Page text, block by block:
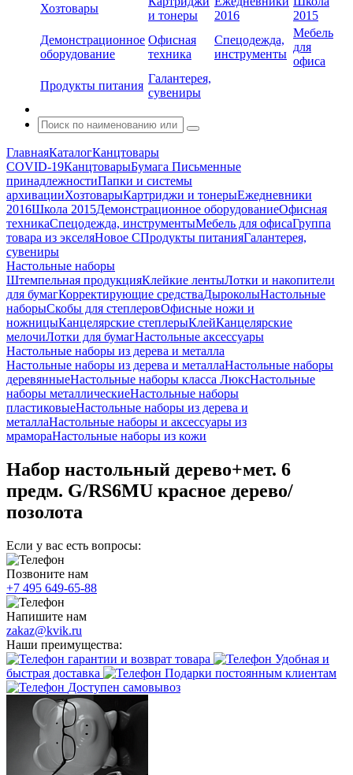
Хозтовары
и тонеры
2016
2015
Демонстрационное
оборудование
Офисная
техника
Спецодежда,
инструменты
Мебель
для
офиса
Продукты питания
Галантерея,
сувениры
ГлавнаяКаталогКанцтовары
COVID-19КанцтоварыБумага Письменные
принадлежностиПапки и системы
архивацииХозтоварыКартриджи и тонерыЕжедневники
2016Школа 2015Демонстрационное оборудованиеОфисная
техникаСпецодежда, инструментыМебель для офисаГруппа
товара из экселяНовое СПродукты питанияГалантерея,
сувениры
Настольные наборы
Штемпельная продукцияКлейкие лентыЛотки и накопители
для бумагКорректирующие средстваДыроколыНастольные
наборыСкобы для степлеровОфисные ножи и
ножницыКанцелярские степлерыКлейКанцелярские
мелочиЛотки для бумагНастольные аксессуары
Настольные наборы из дерева и металла
Настольные наборы из дерева и металлаНастольные наборы
деревянныеНастольные наборы класса ЛюксНастольные
наборы металлическиеНастольные наборы
пластиковыеНастольные наборы из дерева и
металлаНастольные наборы и аксессуары из
мрамораНастольные наборы из кожи
Набор настольный дерево+мет. 6
предм. G/RS6MU красное дерево/
позолота
Если у вас есть вопросы:
Позвоните нам
+7 495 649-65-88
Напишите нам
zakaz@kvik.ru
Наши преимущества:
гарантии и возврат товара
Удобная и
быстрая доставка
Подарки постоянным клиентам
Доступен самовывоз